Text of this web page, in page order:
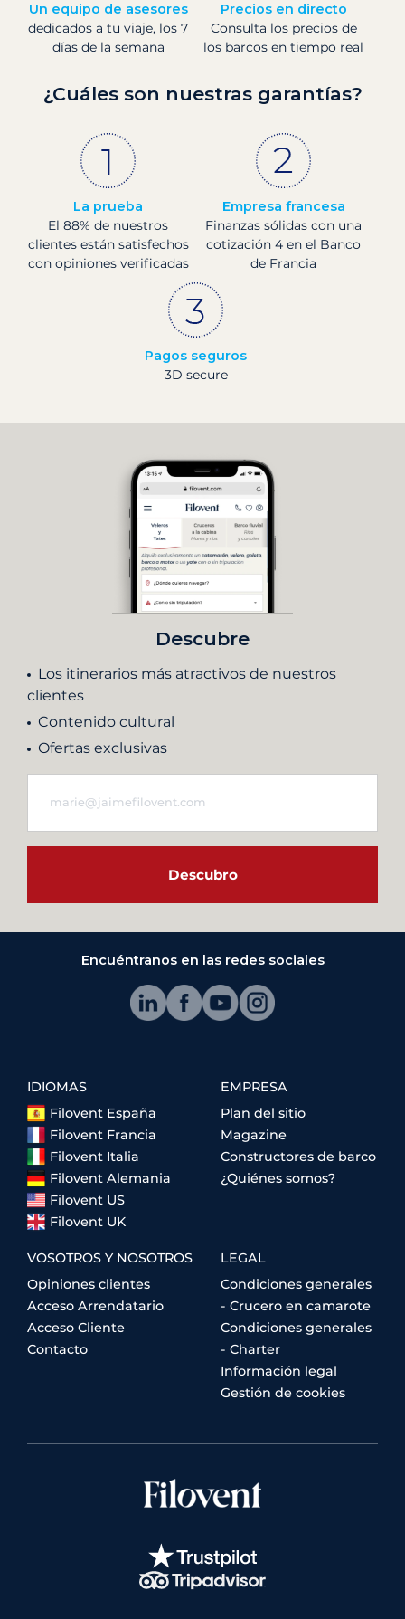
Un equipo de asesores
dedicados a tu viaje, los 7
días de la semana
Precios en directo
Consulta los precios de
los barcos en tiempo real
¿Cuáles son nuestras garantías?
La prueba
El 88% de nuestros
clientes están satisfechos
con opiniones verificadas
Empresa francesa
Finanzas sólidas con una
cotización 4 en el Banco
de Francia
Pagos seguros
3D secure
Descubre
Los itinerarios más atractivos de nuestros
clientes
Contenido cultural
Ofertas exclusivas
Descubro
Encuéntranos en las redes sociales
IDIOMAS
Filovent España
Filovent Francia
Filovent Italia
Filovent Alemania
Filovent US
Filovent UK
EMPRESA
Plan del sitio
Magazine
Constructores de barco
¿Quiénes somos?
VOSOTROS Y NOSOTROS
Opiniones clientes
Acceso Arrendatario
Acceso Cliente
Contacto
LEGAL
Condiciones generales
- Crucero en camarote
Condiciones generales
- Charter
Información legal
Gestión de cookies